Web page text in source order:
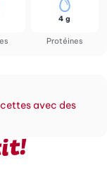
Protéines
4 g
avec des